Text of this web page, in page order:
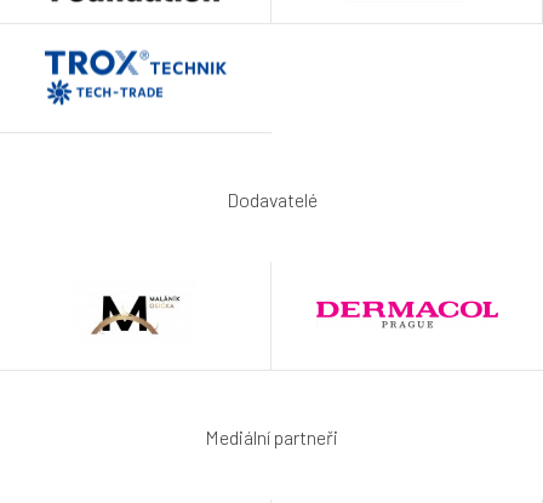
Dodavatelé
Mediální partneři